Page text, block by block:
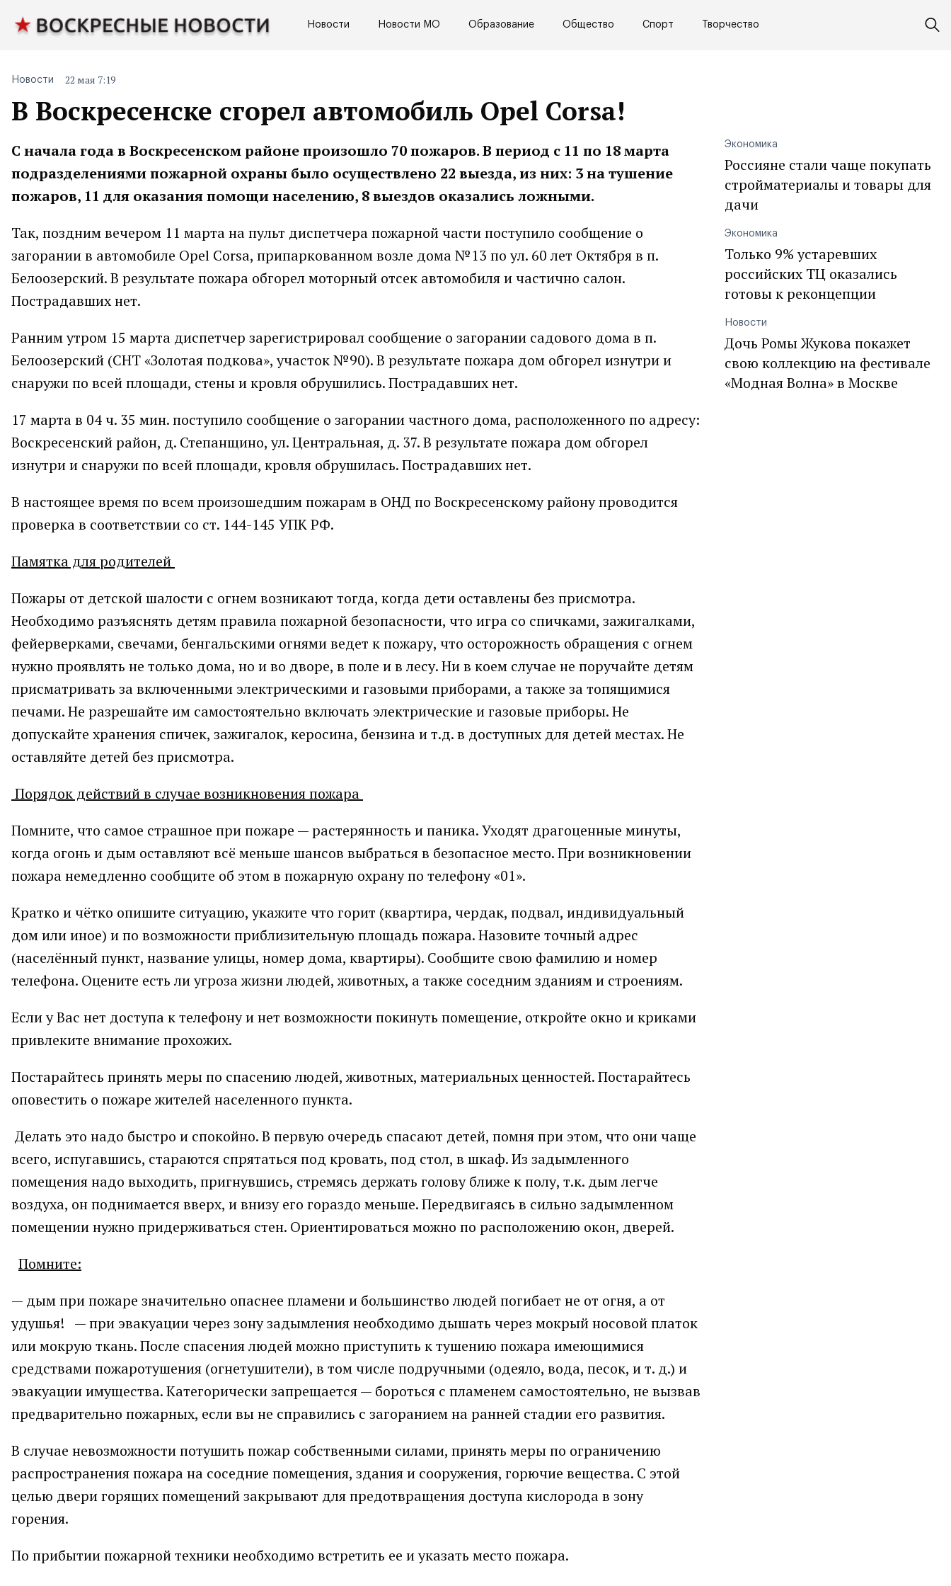
Новости Новости МО Образование Общество Спорт Творчество
В Воскресенске сгорел автомобиль Opel Corsa!
Новости 22 мая 7:19
С начала года в Воскресенском районе произошло 70 пожаров. В период с 11 по 18 марта
подразделениями пожарной охраны было осуществлено 22 выезда, из них: 3 на тушение
пожаров, 11 для оказания помощи населению, 8 выездов оказались ложными.
Так, поздним вечером 11 марта на пульт диспетчера пожарной части поступило сообщение о
загорании в автомобиле Opel Corsa, припаркованном возле дома №13 по ул. 60 лет Октября в п.
Белоозерский. В результате пожара обгорел моторный отсек автомобиля и частично салон.
Пострадавших нет.
Ранним утром 15 марта диспетчер зарегистрировал сообщение о загорании садового дома в п.
Белоозерский (СНТ «Золотая подкова», участок №90). В результате пожара дом обгорел изнутри и
снаружи по всей площади, стены и кровля обрушились. Пострадавших нет.
17 марта в 04 ч. 35 мин. поступило сообщение о загорании частного дома, расположенного по адресу:
Воскресенский район, д. Степанщино, ул. Центральная, д. 37. В результате пожара дом обгорел
изнутри и снаружи по всей площади, кровля обрушилась. Пострадавших нет.
В настоящее время по всем произошедшим пожарам в ОНД по Воскресенскому району проводится
проверка в соответствии со ст. 144-145 УПК РФ.
Памятка для родителей
Пожары от детской шалости с огнем возникают тогда, когда дети оставлены без присмотра.
Необходимо разъяснять детям правила пожарной безопасности, что игра со спичками, зажигалками,
фейерверками, свечами, бенгальскими огнями ведет к пожару, что осторожность обращения с огнем
нужно проявлять не только дома, но и во дворе, в поле и в лесу. Ни в коем случае не поручайте детям
присматривать за включенными электрическими и газовыми приборами, а также за топящимися
печами. Не разрешайте им самостоятельно включать электрические и газовые приборы. Не
допускайте хранения спичек, зажигалок, керосина, бензина и т.д. в доступных для детей местах. Не
оставляйте детей без присмотра.
Порядок действий в случае возникновения пожара
Помните, что самое страшное при пожаре — растерянность и паника. Уходят драгоценные минуты,
когда огонь и дым оставляют всё меньше шансов выбраться в безопасное место. При возникновении
пожара немедленно сообщите об этом в пожарную охрану по телефону «01».
Кратко и чётко опишите ситуацию, укажите что горит (квартира, чердак, подвал, индивидуальный
дом или иное) и по возможности приблизительную площадь пожара. Назовите точный адрес
(населённый пункт, название улицы, номер дома, квартиры). Сообщите свою фамилию и номер
телефона. Оцените есть ли угроза жизни людей, животных, а также соседним зданиям и строениям.
Если у Вас нет доступа к телефону и нет возможности покинуть помещение, откройте окно и криками
привлеките внимание прохожих.
Постарайтесь принять меры по спасению людей, животных, материальных ценностей. Постарайтесь
оповестить о пожаре жителей населенного пункта.
Делать это надо быстро и спокойно. В первую очередь спасают детей, помня при этом, что они чаще
всего, испугавшись, стараются спрятаться под кровать, под стол, в шкаф. Из задымленного
помещения надо выходить, пригнувшись, стремясь держать голову ближе к полу, т.к. дым легче
воздуха, он поднимается вверх, и внизу его гораздо меньше. Передвигаясь в сильно задымленном
помещении нужно придерживаться стен. Ориентироваться можно по расположению окон, дверей.
Помните:
— дым при пожаре значительно опаснее пламени и большинство людей погибает не от огня, а от
удушья! — при эвакуации через зону задымления необходимо дышать через мокрый носовой платок
или мокрую ткань. После спасения людей можно приступить к тушению пожара имеющимися
средствами пожаротушения (огнетушители), в том числе подручными (одеяло, вода, песок, и т. д.) и
эвакуации имущества. Категорически запрещается — бороться с пламенем самостоятельно, не вызвав
предварительно пожарных, если вы не справились с загоранием на ранней стадии его развития.
В случае невозможности потушить пожар собственными силами, принять меры по ограничению
распространения пожара на соседние помещения, здания и сооружения, горючие вещества. С этой
целью двери горящих помещений закрывают для предотвращения доступа кислорода в зону
горения.
По прибытии пожарной техники необходимо встретить ее и указать место пожара.
Экономика
Россияне стали чаще покупать
стройматериалы и товары для
дачи
Экономика
Только 9% устаревших
российских ТЦ оказались
готовы к реконцепции
Новости
Дочь Ромы Жукова покажет
свою коллекцию на фестивале
«Модная Волна» в Москве